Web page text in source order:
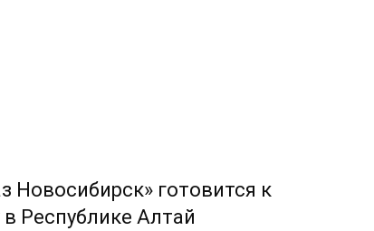
Новосибирск» готовится к
Республике Алтай